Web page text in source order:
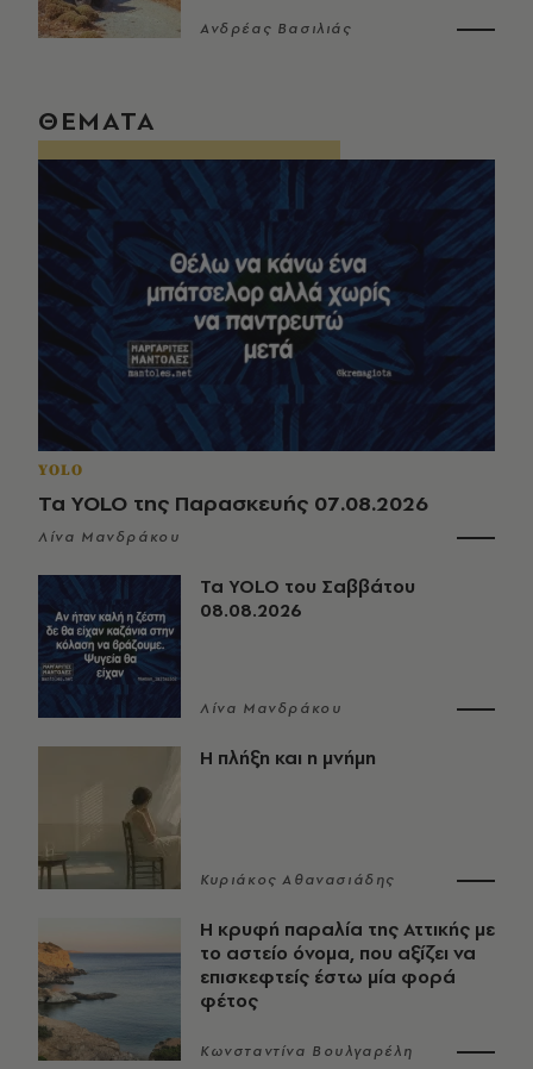
Ανδρέας Βασιλιάς
ΘΕΜΑΤΑ
YOLO
Τα YOLO της Παρασκευής 07.08.2026
Λίνα Μανδράκου
Τα YOLO του Σαββάτου
08.08.2026
Λίνα Μανδράκου
Η πλήξη και η μνήμη
Κυριάκος Αθανασιάδης
Η κρυφή παραλία της Αττικής με
το αστείο όνομα, που αξίζει να
επισκεφτείς έστω μία φορά
φέτος
Κωνσταντίνα Βουλγαρέλη